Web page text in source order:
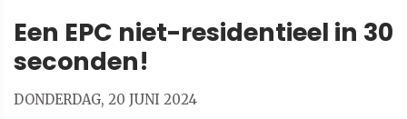
Een EPC niet-residentieel in 30
seconden!
DONDERDAG, 20 JUNI 2024